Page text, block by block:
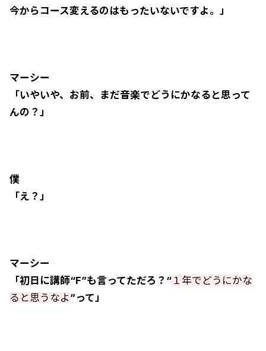
今からコース変えるのはもったいないですよ。」
マーシー
「いやいや、お前、まだ音楽でどうにかなると思って
んの？」
僕
「え？」
マーシー
「初日に講師“F”も言ってただろ？“ １年でどうにかな
ると思うなよ ”って」